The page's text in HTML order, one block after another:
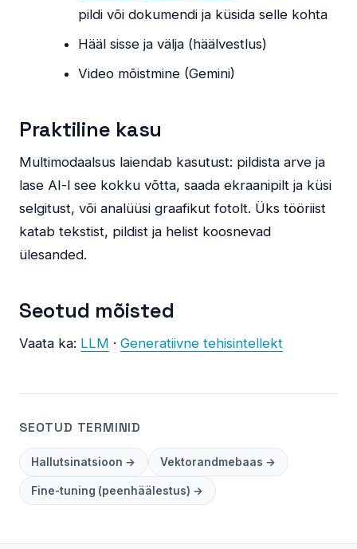
pildi või dokumendi ja küsida selle kohta
Hääl sisse ja välja (häälvestlus)
Video mõistmine (Gemini)
Praktiline kasu
Multimodaalsus laiendab kasutust: pildista arve ja
lase AI-l see kokku võtta, saada ekraanipilt ja küsi
selgitust, või analüüsi graafikut fotolt. Üks tööriist
katab tekstist, pildist ja helist koosnevad
ülesanded.
Seotud mõisted
Vaata ka: LLM · Generatiivne tehisintellekt
SEOTUD TERMINID
Hallutsinatsioon → Vektorandmebaas →
Fine-tuning (peenhäälestus) →